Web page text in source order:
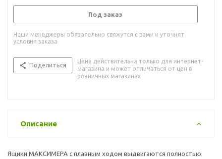
Под заказ
Наши менеджеры обязательно свяжутся с вами и уточнят
условия заказа
Поделиться
Цена действительна только для интернет-
магазина и может отличаться от цен в
розничных магазинах
Описание
Ящики МАКСИМЕРА с плавным ходом выдвигаются полностью.